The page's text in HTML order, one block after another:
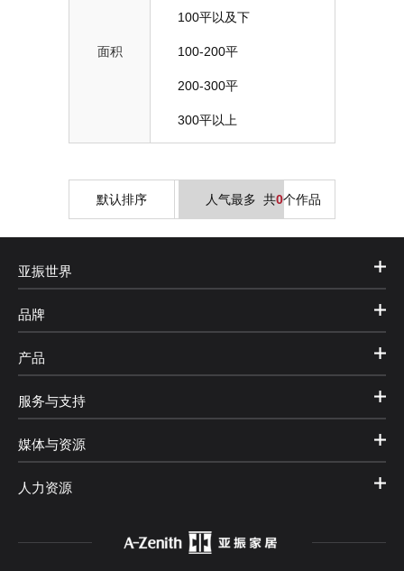
面积
100平以及下
100-200平
200-300平
300平以上
默认排序 人气最多 共0个作品
亚振世界
品牌
产品
服务与支持
媒体与资源
人力资源